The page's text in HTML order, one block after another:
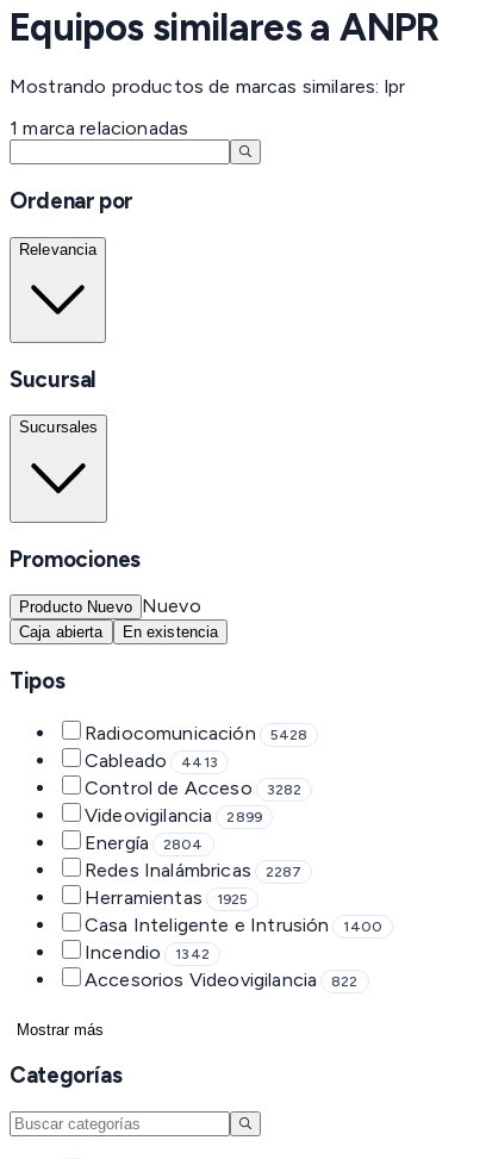
Equipos similares aANPR
Mostrando productos de marcas similares: lpr
1 marca relacionadas
Ordenar por
Relevancia
Sucursal
Sucursales
Promociones
Producto Nuevo Nuevo
Caja abierta En existencia
Tipos
Radiocomunicación 5428
Cableado 4413
Control de Acceso 3282
Videovigilancia 2899
Energía 2804
Redes Inalámbricas 2287
Herramientas 1925
Casa Inteligente e Intrusión 1400
Incendio 1342
Accesorios Videovigilancia 822
Mostrar más
Categorías